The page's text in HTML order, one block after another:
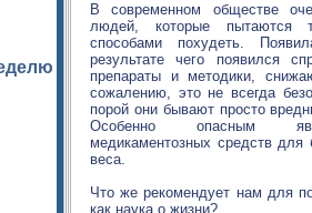
В современном обществе
людей, которые пытаются
способами похудеть.
результате чего появился
препараты и методики,
сожалению, это не всегда
порой они бывают просто
Особенно опасным
медикаментозных средств для
веса.
Что же рекомендует нам для
как наука о жизни?